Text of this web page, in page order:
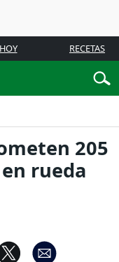
RECETAS
205
rueda